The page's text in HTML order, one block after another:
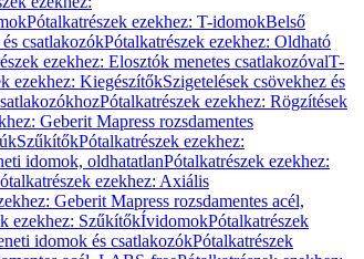
Pótalkatrészek ezekhez: T-idomokBelső
csatlakozókPótalkatrészek ezekhez: Oldható
ezekhez: Elosztók menetes csatlakozóvalT-
ezekhez: KiegészítőkSzigetelések csövekhez és
Pótalkatrészek ezekhez: Rögzítések
Geberit Mapress rozsdamentes
SzűkítőkPótalkatrészek ezekhez:
idomok, oldhatatlanPótalkatrészek ezekhez:
ezekhez: Axiális
Geberit Mapress rozsdamentes acél,
ezekhez: SzűkítőkÍvidomokPótalkatrészek
idomok és csatlakozókPótalkatrészek